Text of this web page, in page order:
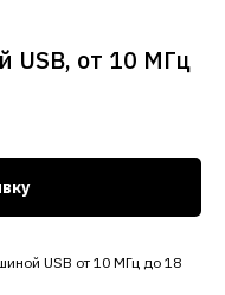
USB, от 10 МГц
USB от 10 МГц до 18